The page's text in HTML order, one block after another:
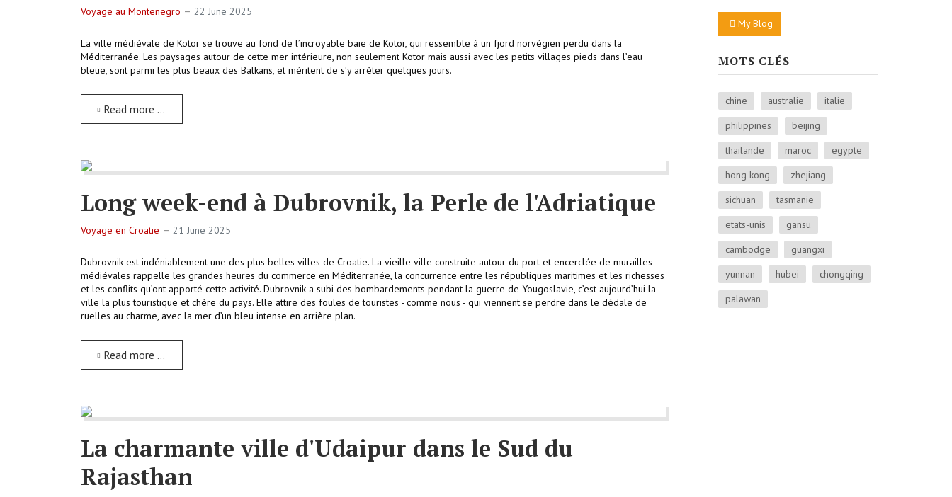
Voyage au Montenegro 22 June 2025
La ville médiévale de Kotor se trouve au fond de l’incroyable baie de Kotor, qui ressemble à un fjord norvégien perdu dans la
Méditerranée. Les paysages autour de cette mer intérieure, non seulement Kotor mais aussi avec les petits villages pieds dans l’eau
bleue, sont parmi les plus beaux des Balkans, et méritent de s’y arrêter quelques jours.
Read more …
Long week-end à Dubrovnik, la Perle de l'Adriatique
Voyage en Croatie 21 June 2025
Dubrovnik est indéniablement une des plus belles villes de Croatie. La vieille ville construite autour du port et encerclée de murailles
médiévales rappelle les grandes heures du commerce en Méditerranée, la concurrence entre les républiques maritimes et les richesses
et les conflits qu’ont apporté cette activité. Dubrovnik a subi des bombardements pendant la guerre de Yougoslavie, c’est aujourd’hui la
ville la plus touristique et chère du pays. Elle attire des foules de touristes - comme nous - qui viennent se perdre dans le dédale de
ruelles au charme, avec la mer d’un bleu intense en arrière plan.
Read more …
La charmante ville d'Udaipur dans le Sud du
Rajasthan
My Blog
MOTS CLÉS
chine australie
italie
philippines
beijing
thailande
maroc
egypte
hong kong
zhejiang
sichuan
tasmanie
etats-unis
gansu
cambodge
guangxi
yunnan
hubei
chongqing
palawan